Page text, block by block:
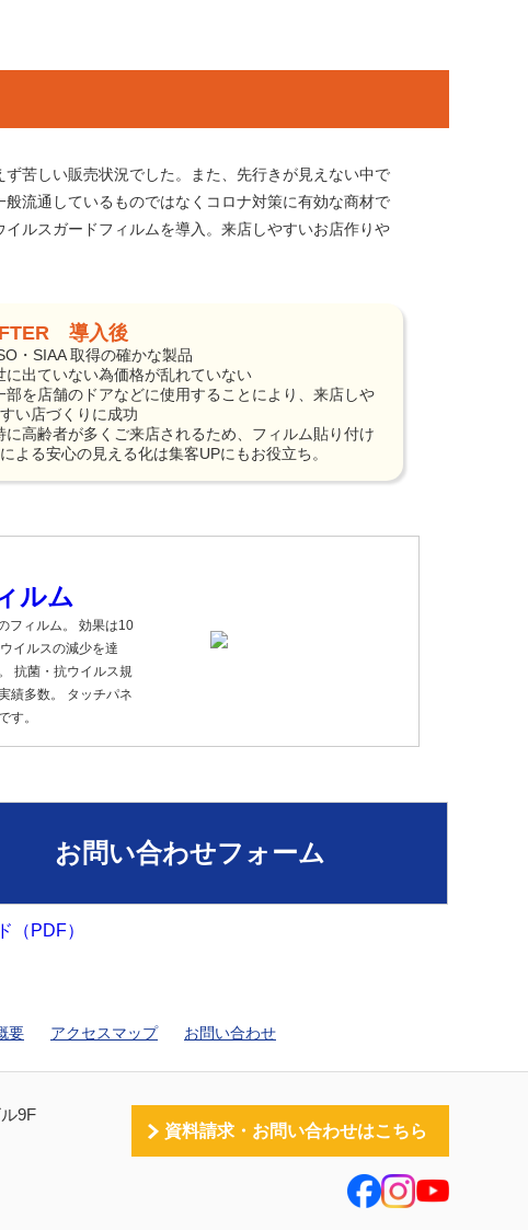
苦しい販売状況でした。また、先行きが見えない中で
流通しているものではなくコロナ対策に有効な商材で
ルスガードフィルムを導入。来店しやすいお店作りや
導入後
ISO・SIAA 取得の確かな製品
世に出ていない為価格が乱れていない
すい店づくりに成功
による安心の見える化は集客UPにもお役立ち。
ルム
フィルム。 効果は10
イルスの減少を達
抗菌・抗ウイルス規
績多数。 タッチパネ
す。
お問い合わせフォーム
（PDF）
要 アクセスマップ お問い合わせ
9F
資料請求・お問い合わせはこちら